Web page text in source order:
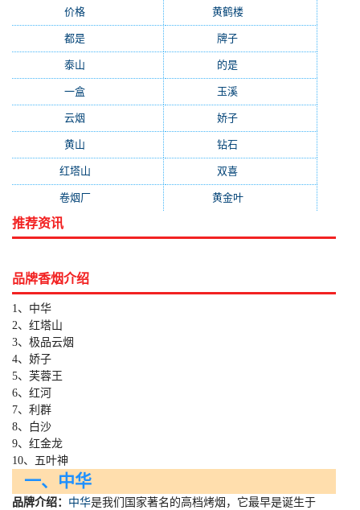
价格 黄鹤楼(315)
都是 牌子
泰山 的是
一盒 玉溪
云烟 娇子
黄山 钻石
红塔山 双喜
卷烟厂(154) 黄金叶(151)
推荐资讯
品牌香烟介绍
1、中华
2、红塔山
3、极品云烟
4、娇子
5、芙蓉王
6、红河
7、利群
8、白沙
9、红金龙
10、五叶神
一、中华
品牌介绍： 中华是我们国家著名的高档烤烟，它最早是诞生于